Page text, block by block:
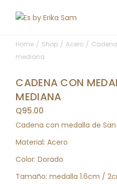
Home Shop Acero
mediana
CADENA CON
MEDIANA
Q95.00
Cadena con medalla de
Material: Acero
Color: Dorado
Tamaño: medalla 1.6cm /